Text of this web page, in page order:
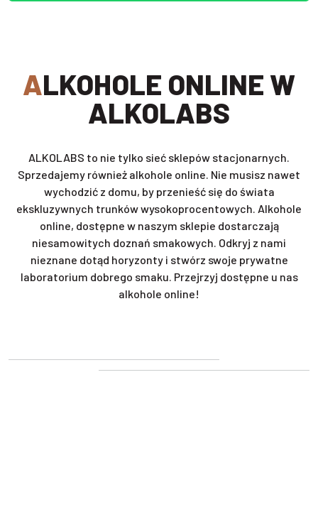
ALKOHOLE ONLINE W
ALKOLABS
ALKOLABS to nie tylko sieć sklepów stacjonarnych.
Sprzedajemy również alkohole online. Nie musisz nawet
wychodzić z domu, by przenieść się do świata
ekskluzywnych trunków wysokoprocentowych. Alkohole
online, dostępne w naszym sklepie dostarczają
niesamowitych doznań smakowych. Odkryj z nami
nieznane dotąd horyzonty i stwórz swoje prywatne
laboratorium dobrego smaku. Przejrzyj dostępne u nas
alkohole online!